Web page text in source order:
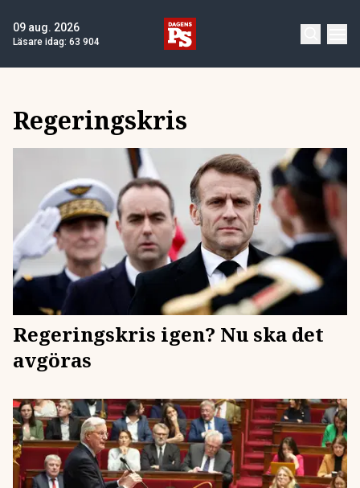
09 aug. 2026
Läsare idag: 63 904
Regeringskris
Regeringskris igen? Nu ska det
avgöras